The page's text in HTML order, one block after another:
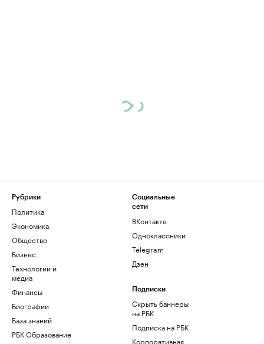
Рубрики
Политика
Экономика
Общество
Бизнес
Технологии и
медиа
Финансы
Биографии
База знаний
РБК Образование
Социальные
сети
ВКонтакте
Одноклассники
Telegram
Дзен
Подписки
Скрыть баннеры
на РБК
Подписка на РБК
Корпоративная